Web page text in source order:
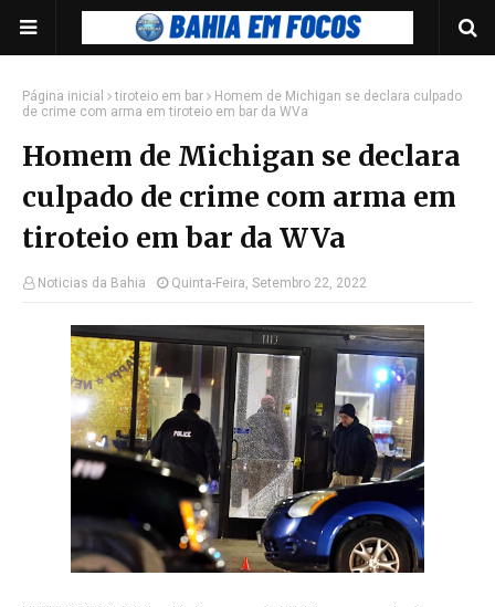
Página inicial tiroteio em bar
Homem de Michigan se declara culpado
de crime com arma em tiroteio em bar da WVa
Homem de Michigan se declara
culpado de crime com arma em
tiroteio em bar da WVa
Noticias da Bahia Quinta-Feira, Setembro 22, 2022